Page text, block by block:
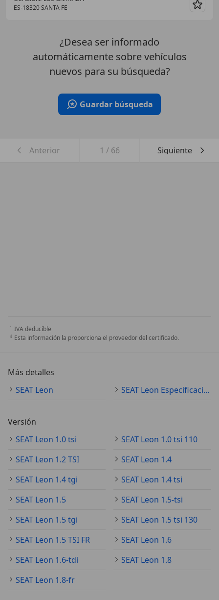
ES-18320 SANTA FE
¿Desea ser informado
automáticamente sobre vehículos
nuevos para su búsqueda?
Guardar búsqueda
Anterior 1 / 66 Siguiente
IVA deducible
Esta información la proporciona el proveedor del certificado.
Más detalles
SEAT Leon
SEAT Leon Especificaciones técnicas
Versión
SEAT Leon 1.0 tsi
SEAT Leon 1.0 tsi 110
SEAT Leon 1.2 TSI
SEAT Leon 1.4
SEAT Leon 1.4 tgi
SEAT Leon 1.4 tsi
SEAT Leon 1.5
SEAT Leon 1.5-tsi
SEAT Leon 1.5 tgi
SEAT Leon 1.5 tsi 130
SEAT Leon 1.5 TSI FR
SEAT Leon 1.6
SEAT Leon 1.6-tdi
SEAT Leon 1.8
SEAT Leon 1.8-fr